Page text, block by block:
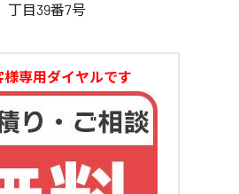
丁目39番7号
専用ダイヤルです